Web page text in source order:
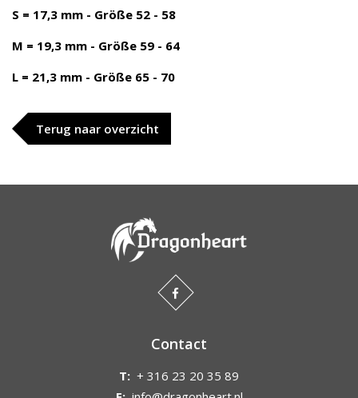
S = 17,3 mm - Größe 52 - 58
M = 19,3 mm - Größe 59 - 64
L = 21,3 mm - Größe 65 - 70
Terug naar overzicht
Contact
T: + 316 23 20 35 89